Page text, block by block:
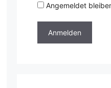
Angemeldet